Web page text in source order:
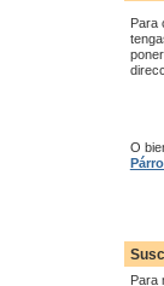
Para
O
Para